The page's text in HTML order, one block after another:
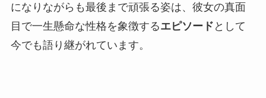
になりながらも最後まで頑張る姿は、彼女の真面
目で一生懸命な性格を象徴するエピソード として
今でも語り継がれています。